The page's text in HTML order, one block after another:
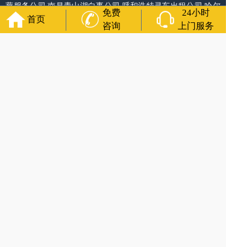
葬服务公司南昌青山湖白事公司呼和浩特灵车出租公司哈尔
滨道里区丧葬用品
西宁城东区白事服务 潍坊奎文区白事乳山
寿衣店铺
杭州上城区灵堂布置沈阳浑南区殡葬平台中国墓地
首页
免费
咨询
24小时
上门服务